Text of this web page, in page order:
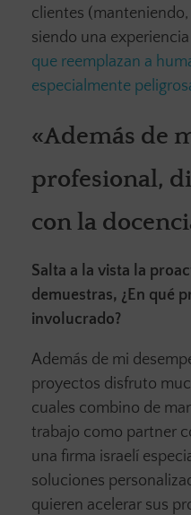
clientes
siendo una
que reemplazan a
especialmente
«Además de
profesional,
con la
Salta a la vista la
demuestras, ¿En qué
involucrado?
Además de mi
proyectos disfruto
cuales combino de
trabajo como partner
una firma israelí
soluciones
quieren acelerar sus